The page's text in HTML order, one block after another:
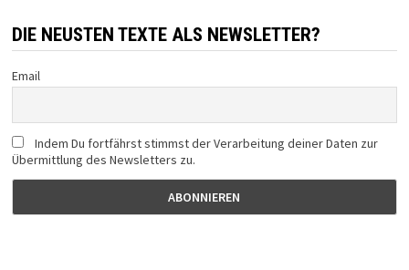
DIE NEUSTEN TEXTE ALS NEWSLETTER?
Email
Indem Du fortfährst stimmst der Verarbeitung deiner Daten zur
Übermittlung des Newsletters zu.